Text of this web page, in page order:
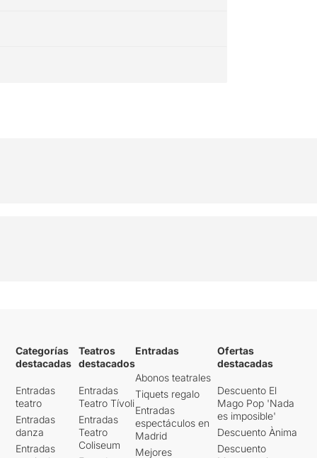
Categorías
destacadas
Entradas
teatro
Entradas
danza
Entradas
Teatros
destacados
Entradas
Teatro Tívoli
Entradas
Teatro
Coliseum
Entradas
Abonos teatrales
Tiquets regalo
Entradas
espectáculos en
Madrid
Mejores
Ofertas
destacadas
Descuento El
Mago Pop 'Nada
es imposible'
Descuento Ànima
Descuento